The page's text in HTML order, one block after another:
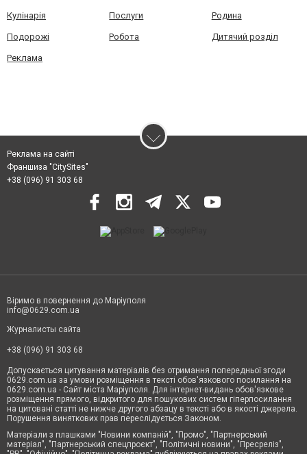
Кулінарія Послуги Родина
Подорожі Робота Дитячий розділ
Реклама
Реклама на сайті
Франшиза "CitySites"
+38 (096) 91 303 68
Віримо в повернення до Маріуполя
info@0629.com.ua
Журналисты сайта
+38 (096) 91 303 68
Допускається цитування матеріалів без отримання попередньої згоди
0629.com.ua за умови розміщення в тексті обов'язкового посилання на
0629.com.ua - Сайт міста Маріуполя. Для інтернет-видань обов'язкове
розміщення прямого, відкритого для пошукових систем гіперпосилання
на цитовані статті не нижче другого абзацу в тексті або в якості джерела.
Порушення виняткових прав переслідується Законом.
Матеріали з плашками "Новини компаній", "Промо", "Партнерський
матеріал", "Партнерський спецпроєкт", "Політичні новини", "Пресреліз",